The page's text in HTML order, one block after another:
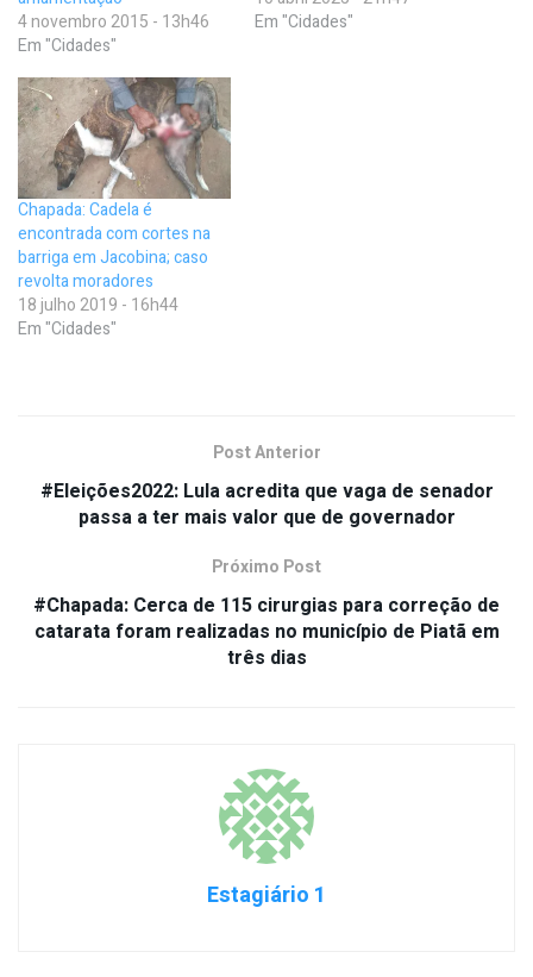
4 novembro 2015 - 13h46
Em "Cidades"
Em "Cidades"
Chapada: Cadela é
encontrada com cortes na
barriga em Jacobina; caso
revolta moradores
18 julho 2019 - 16h44
Em "Cidades"
Post Anterior
#Eleições2022: Lula acredita que vaga de senador
passa a ter mais valor que de governador
Próximo Post
#Chapada: Cerca de 115 cirurgias para correção de
catarata foram realizadas no município de Piatã em
três dias
Estagiário 1